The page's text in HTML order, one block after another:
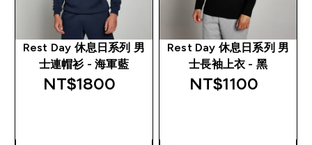
Rest Day 休息日系列 男
士連帽衫 - 海軍藍
NT$1800‎
Rest Day 休息日系列 男
士長袖上衣 - 黑
NT$1100‎